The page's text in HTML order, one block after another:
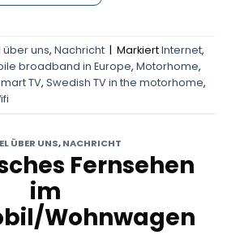
über uns, Nachricht | MarkiertInternet,
broadband in Europe, Motorhome,
TV, Swedish TV in the motorhome,
ÜBER UNS,NACHRICHT
Fernsehen
im
Wohnwagen